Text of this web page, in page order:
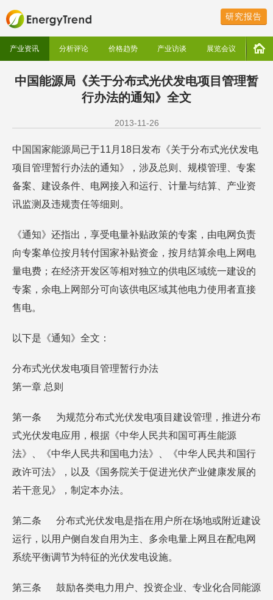
研究报告
产业资讯 分析评论 价格趋势 产业访谈 展览会议
中国能源局《关于分布式光伏发电项目管理暂
行办法的通知》全文
2013-11-26
中国国家能源局已于11月18日发布《关于分布式光伏发电
项目管理暂行办法的通知》，涉及总则、规模管理、专案
备案、建设条件、电网接入和运行、计量与结算、产业资
讯监测及违规责任等细则。
《通知》还指出，享受电量补贴政策的专案，由电网负责
向专案单位按月转付国家补贴资金，按月结算余电上网电
量电费；在经济开发区等相对独立的供电区域统一建设的
专案，余电上网部分可向该供电区域其他电力使用者直接
售电。
以下是《通知》全文：
分布式光伏发电项目管理暂行办法
第一章 总则
第一条 为规范分布式光伏发电项目建设管理，推进分布
式光伏发电应用，根据《中华人民共和国可再生能源
法》、《中华人民共和国电力法》、《中华人民共和国行
政许可法》，以及《国务院关于促进光伏产业健康发展的
若干意见》，制定本办法。
第二条 分布式光伏发电是指在用户所在场地或附近建设
运行，以用户侧自发自用为主、多余电量上网且在配电网
系统平衡调节为特征的光伏发电设施。
第三条 鼓励各类电力用户、投资企业、专业化合同能源